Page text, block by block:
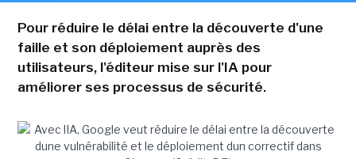
Pour réduire le délai entre la découverte d'une
faille et son déploiement auprès des
utilisateurs, l'éditeur mise sur l'IA pour
améliorer ses processus de sécurité.